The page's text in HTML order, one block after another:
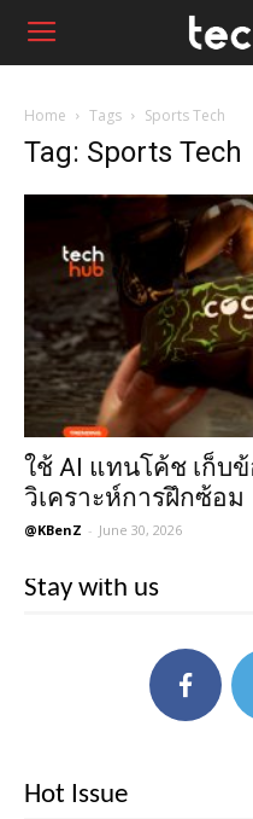
Home Tags Sports Tech
Tag: Sports Tech
ใช้ AI แทนโค้ช เก็บ
วิเคราะห์การฝึกซ้อม
@KBenZ - June 30, 2026
Stay with us
Hot Issue